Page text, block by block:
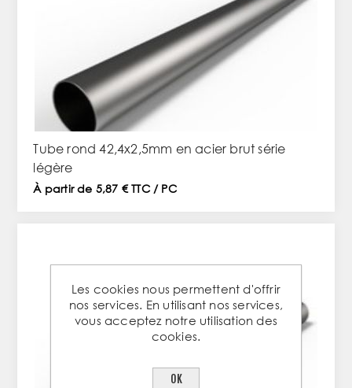
Tube rond 42,4x2,5mm en acier brut série
légère
À partir de 5,87 € TTC / PC
Les cookies nous permettent d'offrir
nos services. En utilisant nos services,
vous acceptez notre utilisation des
cookies.
OK